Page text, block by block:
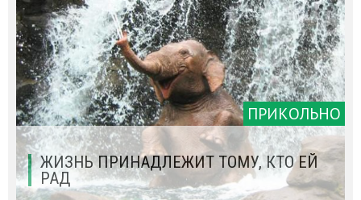
ПРИКОЛЬНО
ЖИЗНЬ ПРИНАДЛЕЖИТ ТОМУ, КТО ЕЙ
РАД